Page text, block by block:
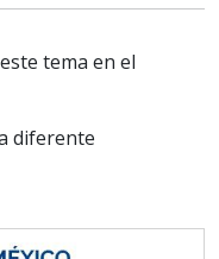
tema en el
diferente